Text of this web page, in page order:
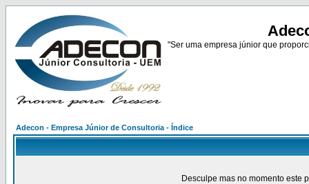
"Ser uma empresa júnior que
Adecon - Empresa Júnior de Consultoria - Índice
Desculpe mas no momento este